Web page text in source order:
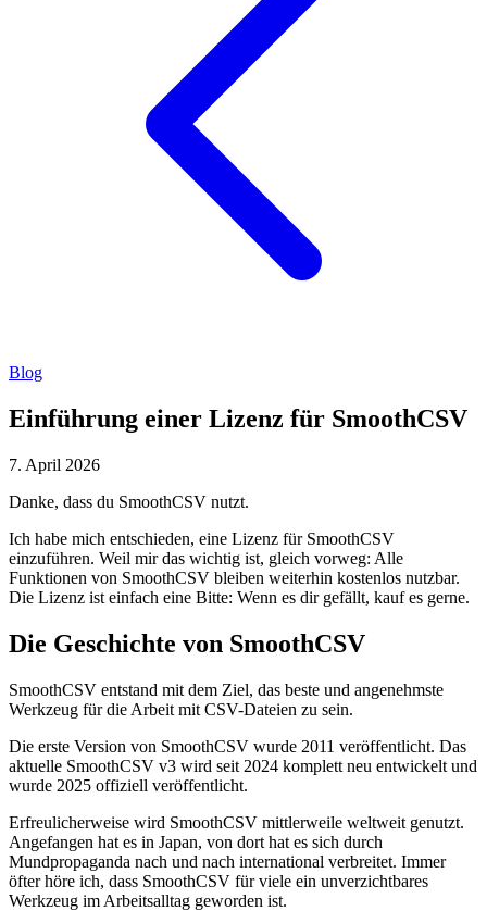
Blog
Einführung einer Lizenz für SmoothCSV
7. April 2026
Danke, dass du SmoothCSV nutzt.
Ich habe mich entschieden, eine Lizenz für SmoothCSV
einzuführen. Weil mir das wichtig ist, gleich vorweg: Alle
Funktionen von SmoothCSV bleiben weiterhin kostenlos nutzbar.
Die Lizenz ist einfach eine Bitte: Wenn es dir gefällt, kauf es gerne.
Die Geschichte von SmoothCSV
SmoothCSV entstand mit dem Ziel, das beste und angenehmste
Werkzeug für die Arbeit mit CSV-Dateien zu sein.
Die erste Version von SmoothCSV wurde 2011 veröffentlicht. Das
aktuelle SmoothCSV v3 wird seit 2024 komplett neu entwickelt und
wurde 2025 offiziell veröffentlicht.
Erfreulicherweise wird SmoothCSV mittlerweile weltweit genutzt.
Angefangen hat es in Japan, von dort hat es sich durch
Mundpropaganda nach und nach international verbreitet. Immer
öfter höre ich, dass SmoothCSV für viele ein unverzichtbares
Werkzeug im Arbeitsalltag geworden ist.